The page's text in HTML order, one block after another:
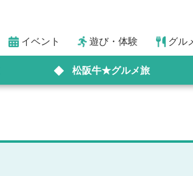
イベント 遊び・体験 グル
松阪牛★グルメ旅